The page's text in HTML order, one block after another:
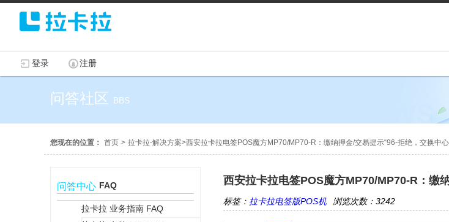
登录 注册
问答社区 BBS
您现在的位置： 首页 > 拉卡拉-解决方案>西安拉卡拉电签POS魔方MP70/MP70-R：缴纳押金/交易提示“96-拒绝，交换中
问答中心 FAQ
拉卡拉 业务指南 FAQ
西安拉卡拉电签POS魔方MP70/MP70-R：缴
标签： 拉卡拉电签版POS机 浏览次数：3242